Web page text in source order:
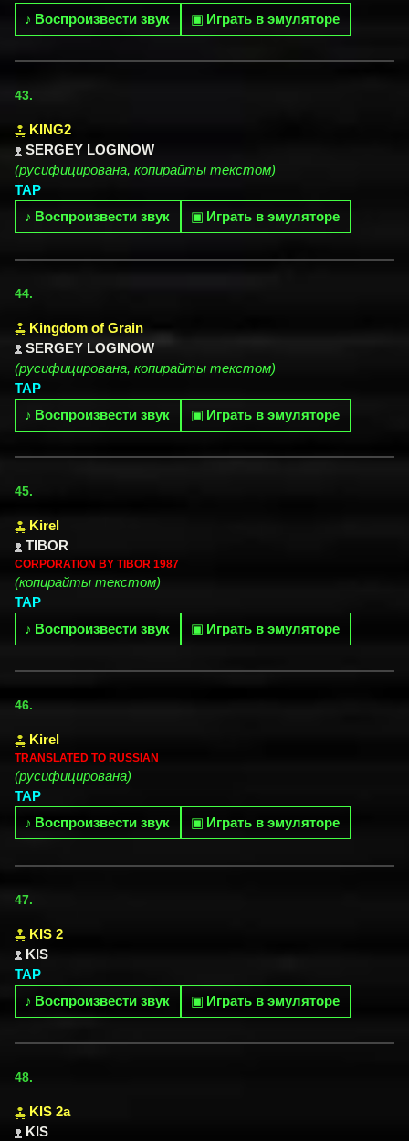
♪ Воспроизвести звук ▣ Играть в эмуляторе
43.
KING2
SERGEY LOGINOW
(русифицирована, копирайты текстом)
TAP
♪ Воспроизвести звук ▣ Играть в эмуляторе
44.
Kingdom of Grain
SERGEY LOGINOW
(русифицирована, копирайты текстом)
TAP
♪ Воспроизвести звук ▣ Играть в эмуляторе
45.
Kirel
TIBOR
CORPORATION BY TIBOR 1987
(копирайты текстом)
TAP
♪ Воспроизвести звук ▣ Играть в эмуляторе
46.
Kirel
TRANSLATED TO RUSSIAN
(русифицирована)
TAP
♪ Воспроизвести звук ▣ Играть в эмуляторе
47.
KIS 2
KIS
TAP
♪ Воспроизвести звук ▣ Играть в эмуляторе
48.
KIS 2a
KIS